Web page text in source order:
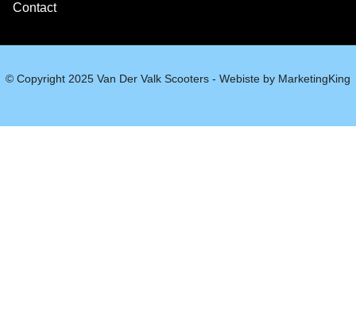
Contact
© Copyright 2025 Van Der Valk Scooters - Webiste by MarketingKing